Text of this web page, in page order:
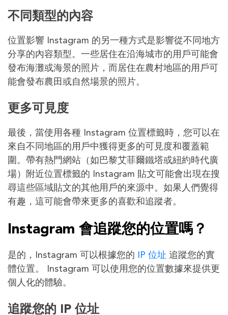
不同類型的內容
位置影響 Instagram 的另一種方式是影響從不同地方
分享的內容類型。一些居住在沿海城市的用戶可能會
發布海灘或海景的照片，而居住在農村地區的用戶可
能會發布農田或自然場景的照片。
更多可見度
最後，當使用各種 Instagram 位置標籤時，您可以在
來自不同地區的用戶中獲得更多的可見度和覆蓋範
圍。帶有熱門網站（如巴黎艾菲爾鐵塔或紐約時代廣
場）附近位置標籤的 Instagram 貼文可能會出現在搜
尋這些區域貼文的其他用戶的來源中。如果人們覺得
有趣，這可能會帶來更多的喜歡和追蹤者。
Instagram 會追蹤您的位置嗎？
是的，Instagram 可以根據您的 IP 位址 追蹤您的實
體位置。 Instagram 可以使用您的位置數據來提供更
個人化的體驗。
追蹤您的 IP 位址